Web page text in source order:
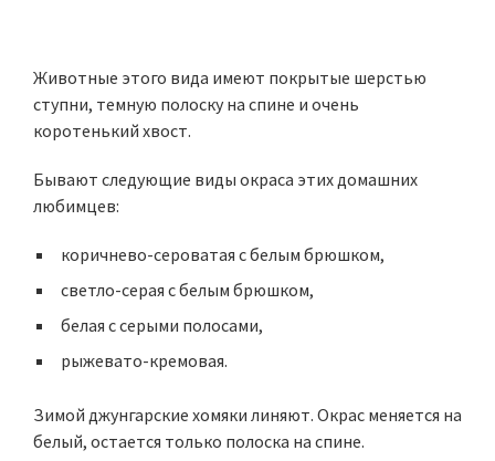
Животные этого вида имеют покрытые шерстью
ступни, темную полоску на спине и очень
коротенький хвост.
Бывают следующие виды окраса этих домашних
любимцев:
коричнево-сероватая с белым брюшком,
светло-серая с белым брюшком,
белая с серыми полосами,
рыжевато-кремовая.
Зимой джунгарские хомяки линяют. Окрас меняется на
белый, остается только полоска на спине.